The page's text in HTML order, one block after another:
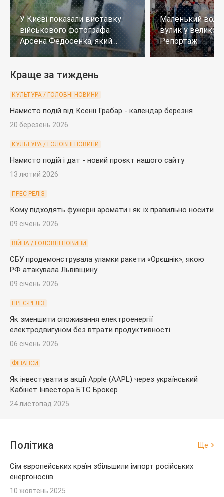
У Києві показали виставку
військового фотографа
Арсена Федосенка, який
загинув на війні
Маленький
вулик у
Репортаж
Краще за тиждень
КУЛЬТУРА / ГОЛОВНІ НОВИНИ
Намисто подій від Ксенії Грабар - календар березня
20 березень 2026
КУЛЬТУРА / ГОЛОВНІ НОВИНИ
Намисто подій і дат - новий проєкт нашого сайту
13 лютий 2026
ПРЕС-РЕЛІЗ
Кому підходять фужерні аромати і як їх правильно носити
09 січень 2026
ВІЙНА / ГОЛОВНІ НОВИНИ
СБУ продемонструвала уламки ракети «Орєшнік», якою
РФ атакувала Львівщину
09 січень 2026
ПРЕС-РЕЛІЗ
Як зменшити споживання електроенергії
електродвигуном без втрати продуктивності
06 січень 2026
ФІНАНСИ
Як інвестувати в акції Apple (AAPL) через український
Кабінет Інвестора БТС Брокер
24 листопад 2025
Політика Ще
Сім європейських країн збільшили імпорт російських
енергоносіїв
10 жовтень 2025